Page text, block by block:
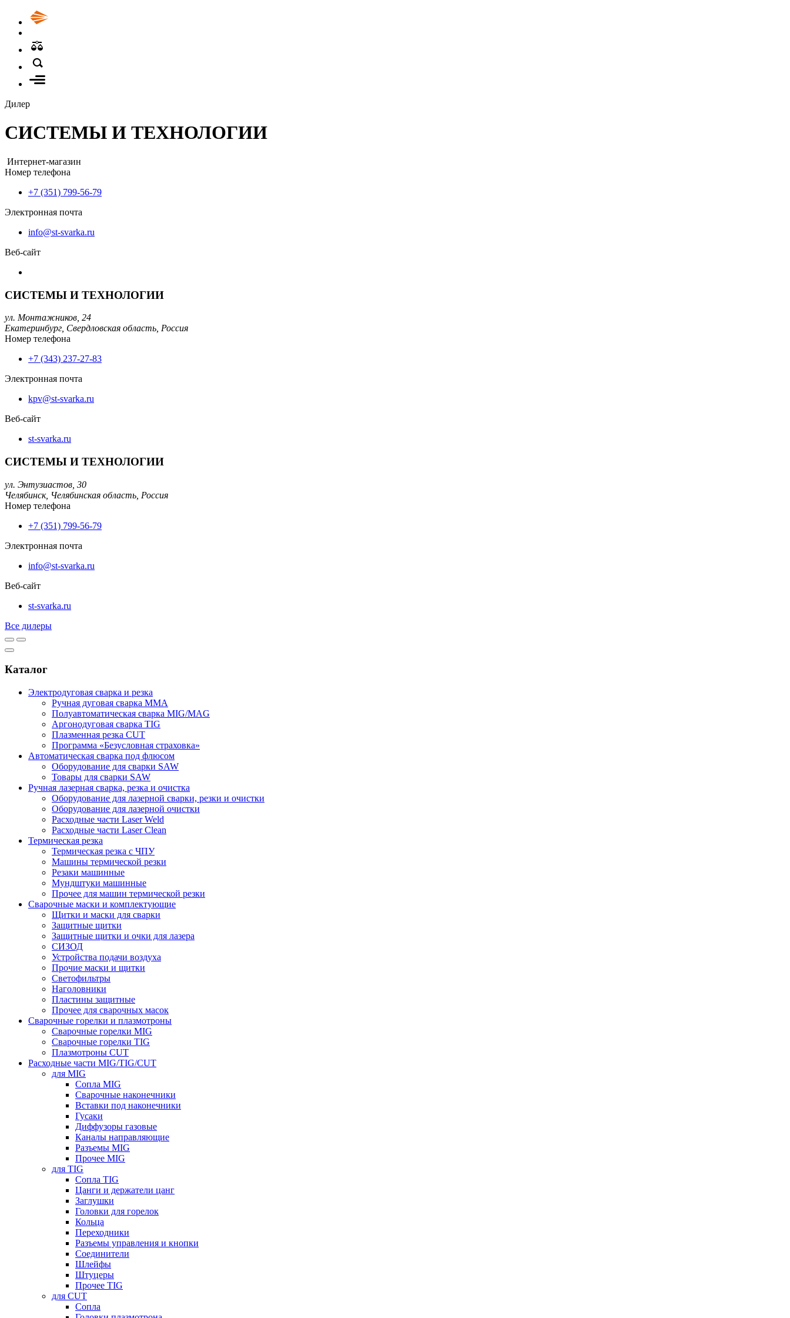
Дилер
СИСТЕМЫ И ТЕХНОЛОГИИ
Интернет-магазин
Номер телефона
+7 (351) 799-56-79
Электронная почта
info@st-svarka.ru
Веб-сайт
СИСТЕМЫ И ТЕХНОЛОГИИ
ул. Монтажников, 24
Екатеринбург, Свердловская область, Россия
Номер телефона
+7 (343) 237-27-83
Электронная почта
kpv@st-svarka.ru
Веб-сайт
st-svarka.ru
СИСТЕМЫ И ТЕХНОЛОГИИ
ул. Энтузиастов, 30
Челябинск, Челябинская область, Россия
Номер телефона
+7 (351) 799-56-79
Электронная почта
info@st-svarka.ru
Веб-сайт
st-svarka.ru
Все дилеры
Каталог
Электродуговая сварка и резка
Ручная дуговая сварка MMA
Полуавтоматическая сварка MIG/MAG
Аргонодуговая сварка TIG
Плазменная резка CUT
Программа «Безусловная страховка»
Автоматическая сварка под флюсом
Оборудование для сварки SAW
Товары для сварки SAW
Ручная лазерная сварка, резка и очистка
Оборудование для лазерной сварки, резки и очистки
Оборудование для лазерной очистки
Расходные части Laser Weld
Расходные части Laser Clean
Термическая резка
Термическая резка с ЧПУ
Машины термической резки
Резаки машинные
Мундштуки машинные
Прочее для машин термической резки
Сварочные маски и комплектующие
Щитки и маски для сварки
Защитные щитки
Защитные щитки и очки для лазера
СИЗОД
Устройства подачи воздуха
Прочие маски и щитки
Светофильтры
Наголовники
Пластины защитные
Прочее для сварочных масок
Сварочные горелки и плазмотроны
Сварочные горелки MIG
Сварочные горелки TIG
Плазмотроны CUT
Расходные части MIG/TIG/CUT
для MIG
Сопла MIG
Сварочные наконечники
Вставки под наконечники
Гусаки
Диффузоры газовые
Каналы направляющие
Разъемы MIG
Прочее MIG
для TIG
Сопла TIG
Цанги и держатели цанг
Заглушки
Головки для горелок
Кольца
Переходники
Разъемы управления и кнопки
Соединители
Шлейфы
Штуцеры
Прочее TIG
для CUT
Сопла